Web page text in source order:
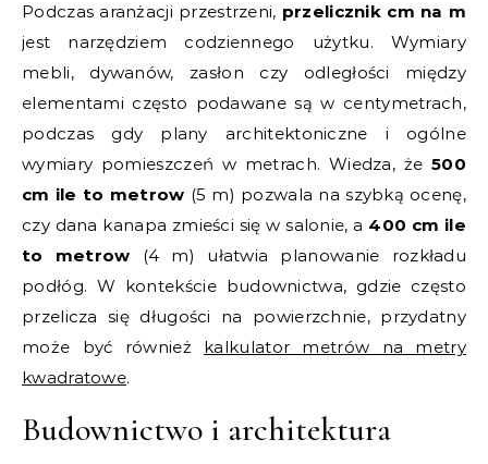
Podczas aranżacji przestrzeni, przelicznik cm na m
jest narzędziem codziennego użytku. Wymiary
mebli, dywanów, zasłon czy odległości między
elementami często podawane są w centymetrach,
podczas gdy plany architektoniczne i ogólne
wymiary pomieszczeń w metrach. Wiedza, że500
cm ile to metrow (5 m) pozwala na szybką ocenę,
czy dana kanapa zmieści się w salonie, a 400 cm ile
to metrow (4 m) ułatwia planowanie rozkładu
podłóg. W kontekście budownictwa, gdzie często
przelicza się długości na powierzchnie, przydatny
może być również kalkulator metrów na metry
kwadratowe.
Budownictwo i architektura